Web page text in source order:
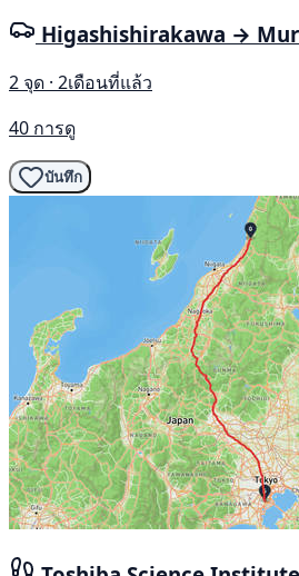
Higashishirakawa →
2 จุด · 2เดือนที่แล้ว
40 การดู
บันทึก